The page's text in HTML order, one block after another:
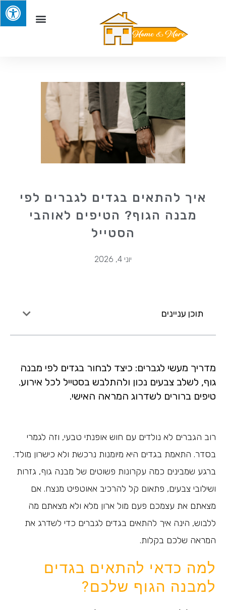
איך להתאים בגדים לגברים לפי
מבנה הגוף? הטיפים לאוהבי
הסטייל
יוני 4, 2026
תוכן עניינים
מדריך מעשי לגברים: כיצד לבחור בגדים לפי מבנה
גוף, לשלב צבעים נכון ולהתלבש בסטייל לכל אירוע.
טיפים ברורים לשדרוג המראה האישי.
רוב הגברים לא נולדים עם חוש אופנתי טבעי, וזה לגמרי
בסדר. התאמת בגדים היא מיומנות נרכשת ולא כישרון מולד.
ברגע שמבינים כמה עקרונות פשוטים של מבנה גוף, גזרות
ושילובי צבעים, פתאום קל להרכיב אאוטפיט מנצח. אם
מצאתם את עצמכם פעם מול ארון מלא ולא מצאתם מה
ללבוש, הינה איך להתאים בגדים לגברים כדי לשדרג את
המראה שלכם בקלות.
למה כדאי להתאים בגדים
למבנה הגוף שלכם?